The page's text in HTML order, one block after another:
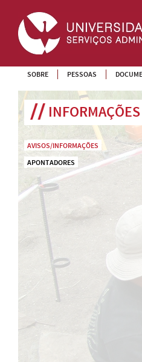
SOBRE PESSOAS
INFORMAÇÕES
AVISOS/INFORMAÇÕES
APONTADORES